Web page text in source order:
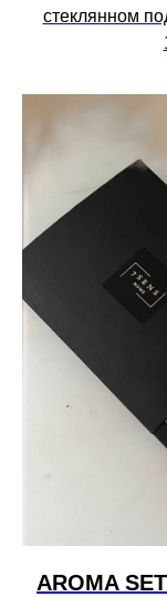
стеклянном
AROMA